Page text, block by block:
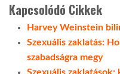
Kapcsolódó Cikkek
Harvey Weinstein
Szexuális zaklatás:
szabadságra megy